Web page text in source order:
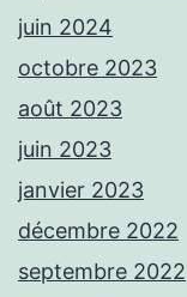
juin 2024
octobre 2023
août 2023
juin 2023
janvier 2023
décembre 2022
septembre 2022